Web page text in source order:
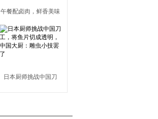
午餐配卤肉，鲜香美味
吃不够的做法全在这儿
日本厨师挑战中国刀